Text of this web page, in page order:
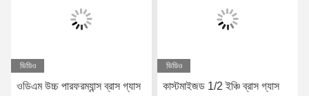
ভিডিও
ওডিএম উচ্চ পারফরম্যান্স ব্রাস গ্যাস
ভিডিও
কাস্টমাইজড 1/2 ইঞ্চি ব্রাস গ্যাস